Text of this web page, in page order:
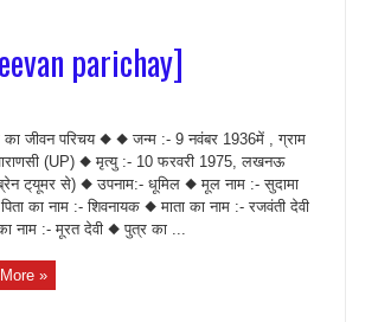
parichay]
जीवन परिचय ◆ ◆ जन्म :- 9 नवंबर 1936में , ग्राम
(UP) ◆ मृत्यु :- 10 फरवरी 1975, लखनऊ
ट्‌यूमर से) ◆ उपनाम:- धूमिल ◆ मूल नाम :- सुदामा
का नाम :- शिवनायक ◆ माता का नाम :- रजवंती देवी
नाम :- मूरत देवी ◆ पुत्र का ...
»